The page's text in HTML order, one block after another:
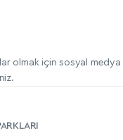
olmak için sosyal medya